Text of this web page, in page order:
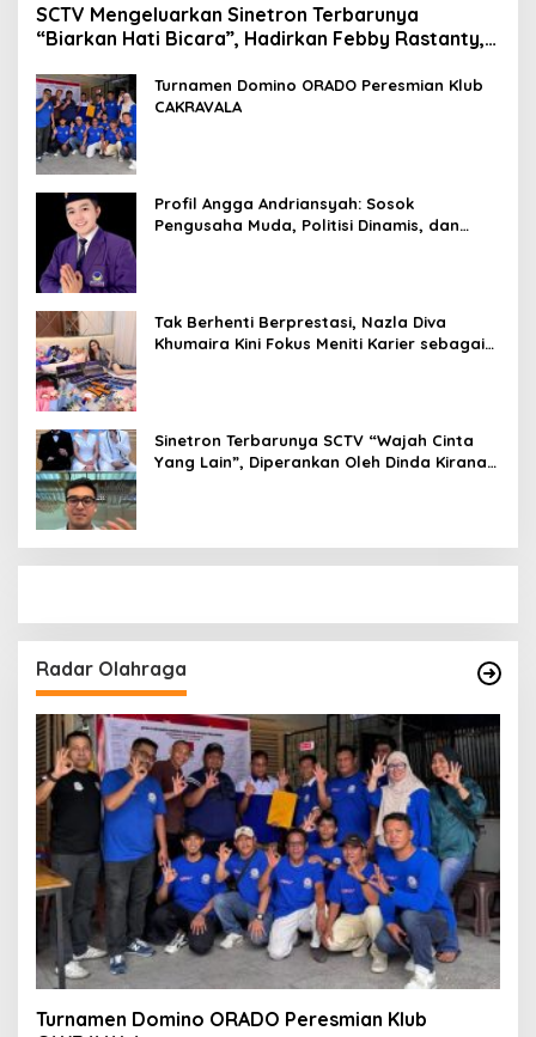
SCTV Mengeluarkan Sinetron Terbarunya
“Biarkan Hati Bicara”, Hadirkan Febby Rastanty,
Turnamen Domino ORADO Peresmian Klub
CAKRAVALA
Profil Angga Andriansyah: Sosok
Pengusaha Muda, Politisi Dinamis, dan
Tak Berhenti Berprestasi, Nazla Diva
Khumaira Kini Fokus Meniti Karier sebagai
Sinetron Terbarunya SCTV “Wajah Cinta
Yang Lain”, Diperankan Oleh Dinda Kirana,